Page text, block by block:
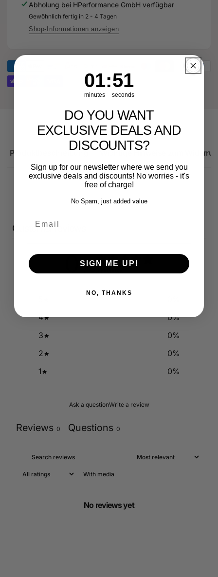
Original
Ersatzteil
für
-
Original
Ersatzteil
Abholung bei HPerformance GmbH verfügbar
Gewöhnlich fertig in 2 - 4 Tagen
Shop-Informationen anzeigen
Produktbeschreibung Wichtige Hinweise zum
Customer reviews
0 / 5
4
0%
3
0%
2
0%
1
0%
Ask a questionWrite a review
Reviews 0 Questions 0
With media
No reviews yet
Countdown ends in:
1
01
minutes
: 51
51
seconds
DO YOU WANT
EXCLUSIVE DEALS AND
DISCOUNTS?
Sign up for our newsletter where we send you
exclusive deals and discounts! No worries - it's
free of charge!
No Spam, just added value
SIGN ME UP!
NO, THANKS